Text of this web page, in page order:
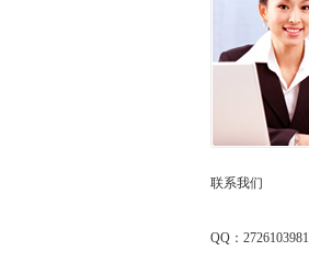
联系我们
QQ：2726103981